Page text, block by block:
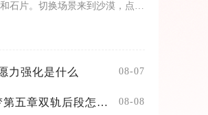
石片。切换场景来到沙漠，点击
上去完成记忆小游戏，进入到洞
力强化是什么 08-07
纸嫁衣9罗浮梦第五章双轨后段怎么通关 08-08